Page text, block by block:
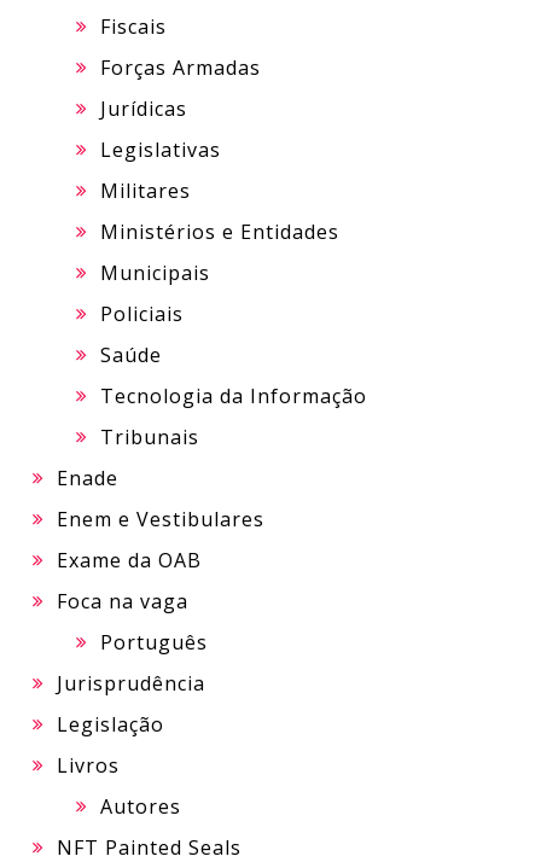
Fiscais
Forças Armadas
Jurídicas
Legislativas
Militares
Ministérios e Entidades
Municipais
Policiais
Saúde
Tecnologia da Informação
Tribunais
Enade
Enem e Vestibulares
Exame da OAB
Foca na vaga
Português
Jurisprudência
Legislação
Livros
Autores
NFT Painted Seals